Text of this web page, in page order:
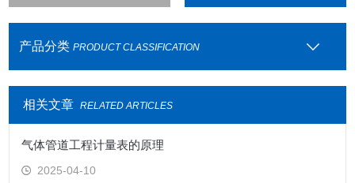
产品分类 PRODUCT CLASSIFICATION
相关文章 RELATED ARTICLES
气体管道工程计量表的原理
2025-04-10